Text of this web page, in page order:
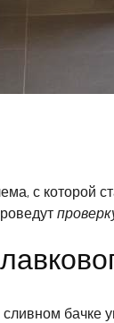
с которой
бачке